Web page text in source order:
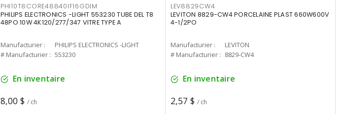
PHI10T8CORE48840IF16GDIM
PHILIPS ELECTRONICS -LIGHT 553230 TUBE DEL T8
48PO 10W 4K120/277/347 VITRE TYPE A
Manufacturier :
PHILIPS ELECTRONICS -LIGHT
# Manufacturier : 553230
En inventaire
8,00 $ / ch
LEV8829CW4
LEVITON 8829-CW4 PORCELAINE PLAST 660W600V
4-1/2PO
Manufacturier :
LEVITON
# Manufacturier : 8829-CW4
En inventaire
2,57 $ / ch